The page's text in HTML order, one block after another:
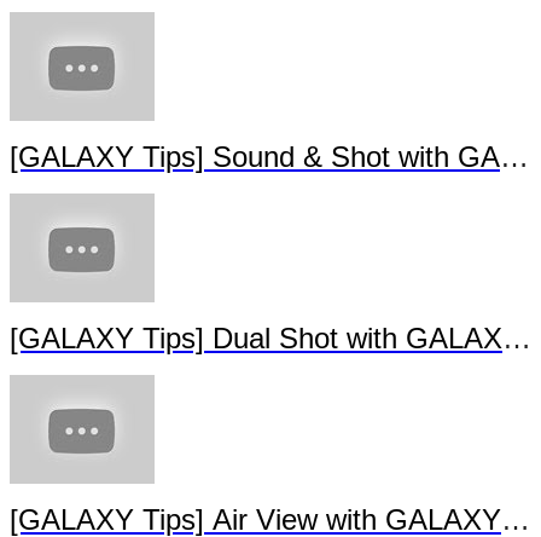
[GALAXY Tips] Sound & Shot with
[GALAXY Tips] Dual Shot with GALAXY
[GALAXY Tips] Air View with GALAXY